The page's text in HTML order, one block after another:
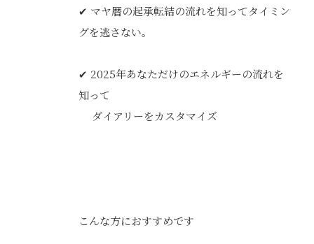
✔ マヤ暦の起承転結の流れを知ってタイミン
グを逃さない。
✔ 2025年あなただけのエネルギーの流れを
知って
ダイアリーをカスタマイズ
こんな方におすすめです